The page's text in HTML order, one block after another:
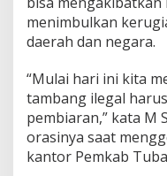
k
t
i
i
D
e
s
a
menimbulkan
daerah dan negara.
“Mulai hari ini kita
tambang ilegal
pembiaran,” kata M
orasinya saat
kantor Pemkab